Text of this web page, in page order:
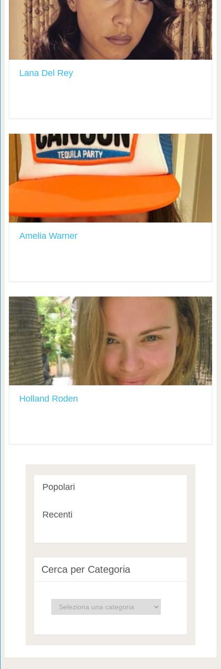
Lana Del Rey
Amelia Warner
Holland Roden
Popolari
Recenti
Cerca per Categoria
Cerca
per